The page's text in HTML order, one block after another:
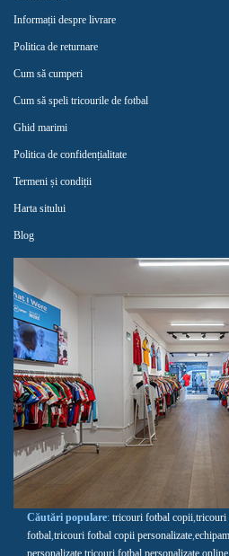
Informații despre livrare
Politica de returnare
Cum să cumperi
Cum să speli tricourile de fotbal
Ghid marimi
Politica de confidențialitate
Termeni și condiții
Harta sitului
Blog
Căutări populare: tricouri fotbal copii tricouri
fotbal tricouri fotbal copii personalizate
personalizate tricouri fotbal personalizate online